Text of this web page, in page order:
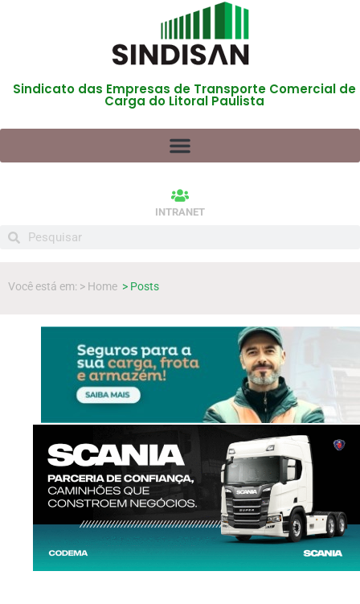
Sindicato das Empresas de Transporte Comercial de
Carga do Litoral Paulista
INTRANET
Você está em: > Home > Posts